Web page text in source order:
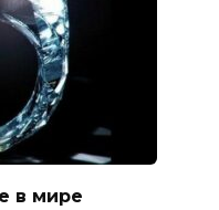
в мире